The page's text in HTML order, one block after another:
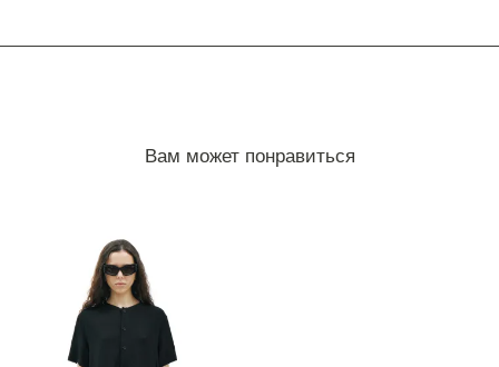
Вам может понравиться